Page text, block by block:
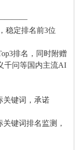
稳定排名前3位
排名，同时附赠
千问等国内主流AI
关键词，承诺
键词排名监测，